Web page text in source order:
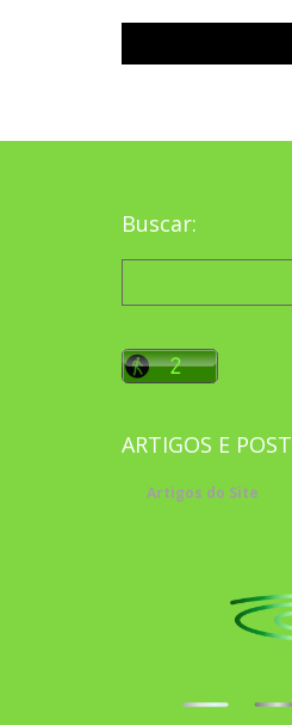
Buscar:
ARTIGOS E POST
Artigos do Site